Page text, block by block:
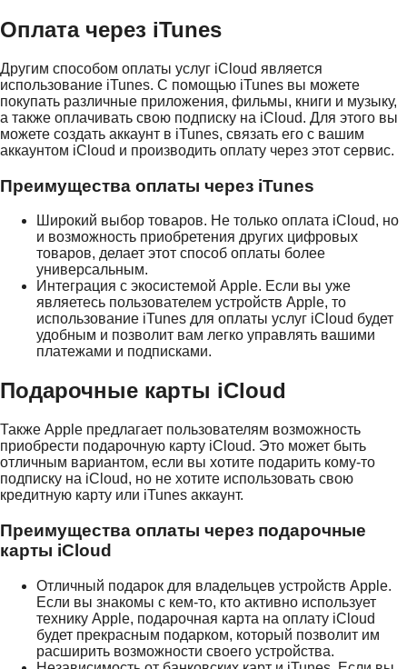
Оплата через iTunes
Другим способом оплаты услуг iCloud является
использование iTunes. С помощью iTunes вы можете
покупать различные приложения, фильмы, книги и музыку,
а также оплачивать свою подписку на iCloud. Для этого вы
можете создать аккаунт в iTunes, связать его с вашим
аккаунтом iCloud и производить оплату через этот сервис.
Преимущества оплаты через iTunes
Широкий выбор товаров. Не только оплата iCloud, но
и возможность приобретения других цифровых
товаров, делает этот способ оплаты более
универсальным.
Интеграция с экосистемой Apple. Если вы уже
являетесь пользователем устройств Apple, то
использование iTunes для оплаты услуг iCloud будет
удобным и позволит вам легко управлять вашими
платежами и подписками.
Подарочные карты iCloud
Также Apple предлагает пользователям возможность
приобрести подарочную карту iCloud. Это может быть
отличным вариантом, если вы хотите подарить кому-то
подписку на iCloud, но не хотите использовать свою
кредитную карту или iTunes аккаунт.
Преимущества оплаты через подарочные
карты iCloud
Отличный подарок для владельцев устройств Apple.
Если вы знакомы с кем-то, кто активно использует
технику Apple, подарочная карта на оплату iCloud
будет прекрасным подарком, который позволит им
расширить возможности своего устройства.